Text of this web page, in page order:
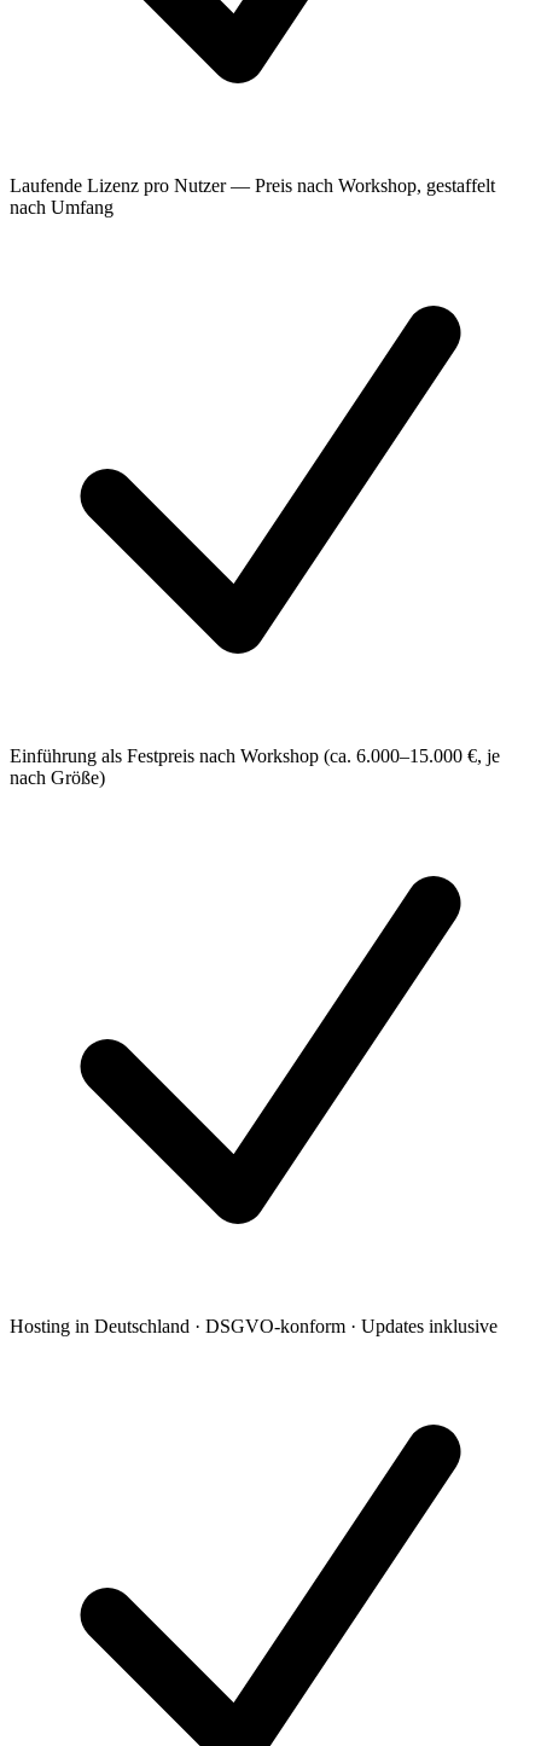
Laufende Lizenz pro Nutzer — Preis nach Workshop, gestaffelt
nach Umfang
Einführung als Festpreis nach Workshop (ca. 6.000–15.000 €, je
nach Größe)
Hosting in Deutschland · DSGVO-konform · Updates inklusive